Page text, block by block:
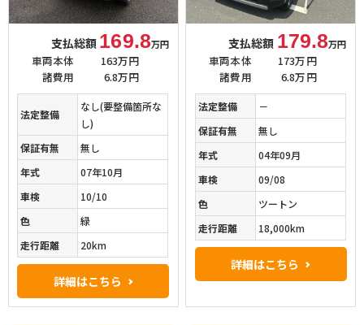
支払総額 169.8万円
車両本体
163万円
諸費用
6.8万円
法定整備
なし(要整備箇所な
し)
保証有無
無し
年式
07年10月
車検
10/10
色
緑
走行距離
20km
詳細はこちら
支払総額 179.8万円
車両本体
173万円
諸費用
6.8万円
法定整備
－
保証有無
無し
年式
04年09月
車検
09/08
色
ツートン
走行距離
18,000km
詳細はこちら